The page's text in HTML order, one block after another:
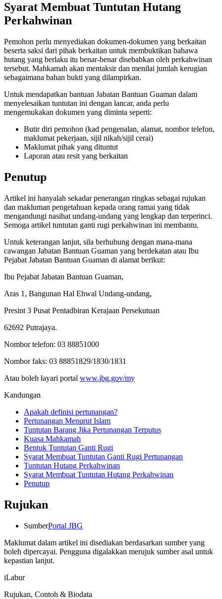
Syarat Membuat Tuntutan Hutang
Perkahwinan
Pemohon perlu menyediakan dokumen-dokumen yang berkaitan
beserta saksi dari pihak berkaitan untuk membuktikan bahawa
hutang yang berlaku itu benar-benar disebabkan oleh perkahwinan
tersebut. Mahkamah akan mentaksir dan menilai jumlah kerugian
sebagaimana bahan bukti yang dilampirkan.
Untuk mendapatkan bantuan Jabatan Bantuan Guaman dalam
menyelesaikan tuntutan ini dengan lancar, anda perlu
mengemukakan dokumen yang diminta seperti:
Butir diri pemohon (kad pengenalan, alamat, nombor telefon,
maklumat pekerjaan, sijil nikah/sijil cerai)
Maklumat pihak yang dituntut
Laporan atau resit yang berkaitan
Penutup
Artikel ini hanyalah sekadar penerangan ringkas sebagai rujukan
dan makluman pengetahuan kepada orang ramai yang tidak
mengandungi nasihat undang-undang yang lengkap dan terperinci.
Semoga artikel tuntutan ganti rugi perkahwinan ini membantu.
Untuk keterangan lanjut, sila berhubung dengan mana-mana
cawangan Jabatan Bantuan Guaman yang berdekatan atau Ibu
Pejabat Jabatan Bantuan Guaman di alamat berikut:
Ibu Pejabat Jabatan Bantuan Guaman,
Aras 1, Bangunan Hal Ehwal Undang-undang,
Presint 3 Pusat Pentadbiran Kerajaan Persekutuan
62692 Putrajaya.
Nombor telefon: 03 88851000
Nombor faks: 03 88851829/1830/1831
Atau boleh layari portal www.jbg.gov/my
Kandungan
Apakah definisi pertunangan?
Pertunangan Menurut Islam
Tuntutan Barang Jika Pertunangan Terputus
Kuasa Mahkamah
Bentuk Tuntutan Ganti Rugi
Syarat Membuat Tuntutan Ganti Rugi Pertunangan
Tuntutan Hutang Perkahwinan
Syarat Membuat Tuntutan Hutang Perkahwinan
Penutup
Rujukan
SumberPortal JBG
Maklumat dalam artikel ini disediakan berdasarkan sumber yang
boleh dipercayai. Pengguna digalakkan merujuk sumber asal untuk
kepastian lanjut.
iLabur
Rujukan, Contoh & Biodata